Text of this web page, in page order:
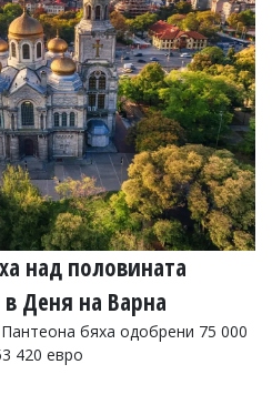
над половината
Деня на Варна
бяха одобрени 75 000
420 евро